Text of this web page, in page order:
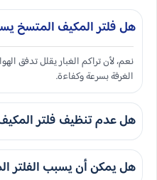
هل فلتر المكيف المتسخ
نعم، لأن تراكم الغبار يقلل تدفق
الغرفة بسرعة وكفاءة.
هل عدم تنظيف فلتر المكيف
نعم، فالفلتر المسدود يجعل
يؤدي إلى استهلاك كهرباء أكبر.
هل يمكن أن يسبب الفلتر